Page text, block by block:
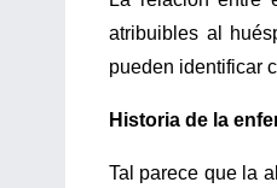
atribuibles al
pueden identificar
Historia de la
Tal parece que la